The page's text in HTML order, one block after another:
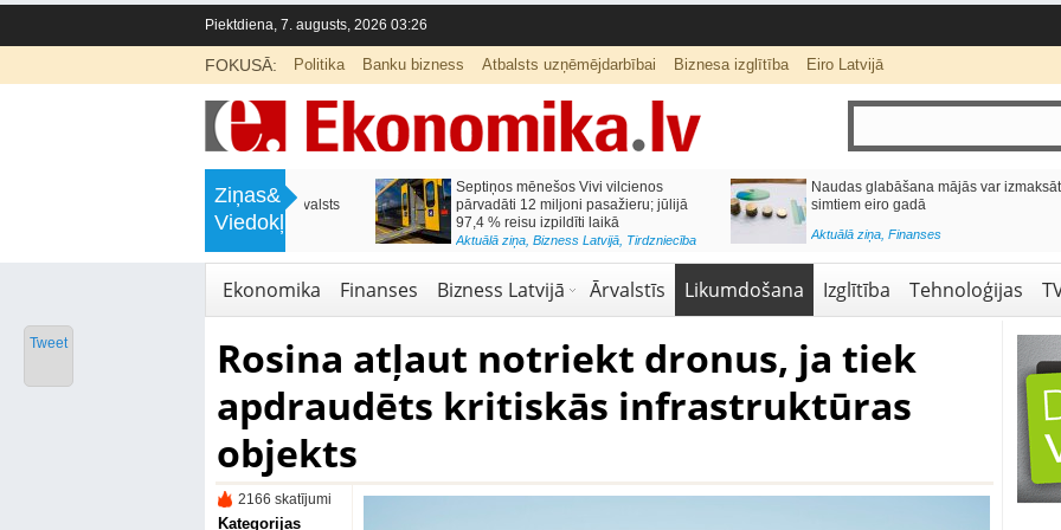
Piektdiena, 7. augusts, 2026 03:26
FOKUSĀ: Politika Banku bizness Atbalsts uzņēmējdarbībai Biznesa izglītība Eiro Latvijā
Ziņas&
Viedokļi
Septiņos mēnešos Vivi vilcienos
pārvadāti 12 miljoni pasažieru; jūlijā
Naudas glabāšana mājās var izmaksāt
simtiem eiro gadā
Aktuālā ziņa ,Finanses
Katrs desmitais mājokļa kredīta
pieteikums tiek noraidīts negatīvas
kredītvēstures dēļ
,Finanses
Ekonomika Finanses Bizness Latvijā Ārvalstīs Likumdošana Izglītība Tehnoloģijas
Rosina atļaut notriekt dronus, ja tiek
apdraudēts kritiskās infrastruktūras
objekts
2166 skatījumi
Kategorijas
Tweet